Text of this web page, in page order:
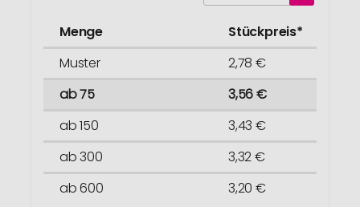
Menge
Stückpreis*
Muster
2,78 €
ab 75
3,56 €
ab 150
3,43 €
ab 300
3,32 €
ab 600
3,20 €